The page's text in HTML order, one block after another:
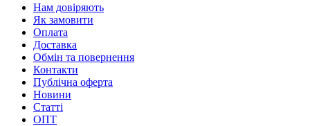
Нам довіряють
Як замовити
Оплата
Доставка
Обмін та повернення
Контакти
Публічна оферта
Новини
Статті
ОПТ